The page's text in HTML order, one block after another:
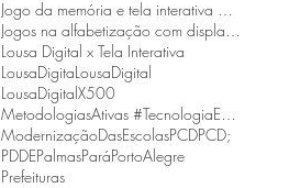
Lousa Digital x Tela Interativa
LousaDigitaLousaDigital
LousaDigitalX500
ModernizaçãoDasEscolasPCDPCD;
PDDEPalmasParáPortoAlegre
Prefeituras